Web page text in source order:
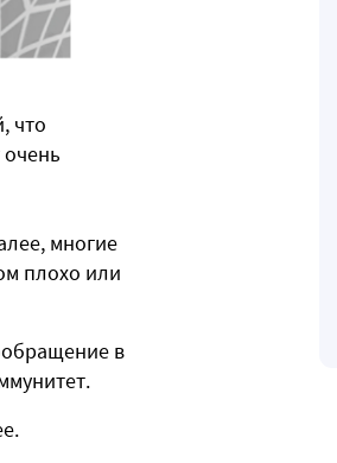
что
многие
плохо или
в